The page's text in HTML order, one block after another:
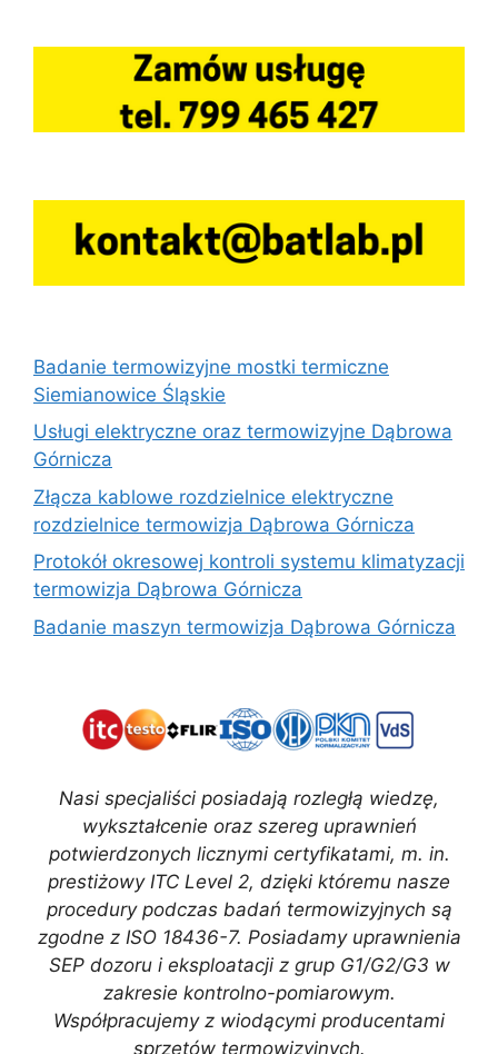
Badanie termowizyjne mostki termiczne
Siemianowice Śląskie
Usługi elektryczne oraz termowizyjne Dąbrowa
Górnicza
Złącza kablowe rozdzielnice elektryczne
rozdzielnice termowizja Dąbrowa Górnicza
Protokół okresowej kontroli systemu klimatyzacji
termowizja Dąbrowa Górnicza
Badanie maszyn termowizja Dąbrowa Górnicza
Nasi specjaliści posiadają rozległą wiedzę,
wykształcenie oraz szereg uprawnień
potwierdzonych licznymi certyfikatami, m. in.
prestiżowy ITC Level 2, dzięki któremu nasze
procedury podczas badań termowizyjnych są
zgodne z ISO 18436-7. Posiadamy uprawnienia
SEP dozoru i eksploatacji z grup G1/G2/G3 w
zakresie kontrolno-pomiarowym.
Współpracujemy z wiodącymi producentami
sprzętów termowizyjnych.